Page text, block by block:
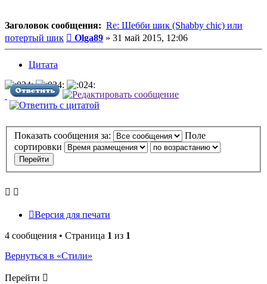
Заголовок сообщения: Re: Шебби шик (Shabby chic) или
потертый шик
Сообщение
Olga89 » 31 май 2015, 12:06
Цитата
Показать сообщения за:
Поле
сортировки
Версия для печати
4 сообщения • Страница 1 из 1
Вернуться в «Стили»
Перейти